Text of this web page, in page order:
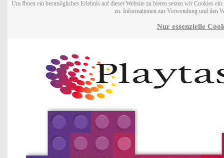
Um Ihnen ein bestmögliches Erlebnis auf dieser Website zu bieten setzen wir Cookies
zu. Informationen zur Verwendung und den
Nur essenzielle